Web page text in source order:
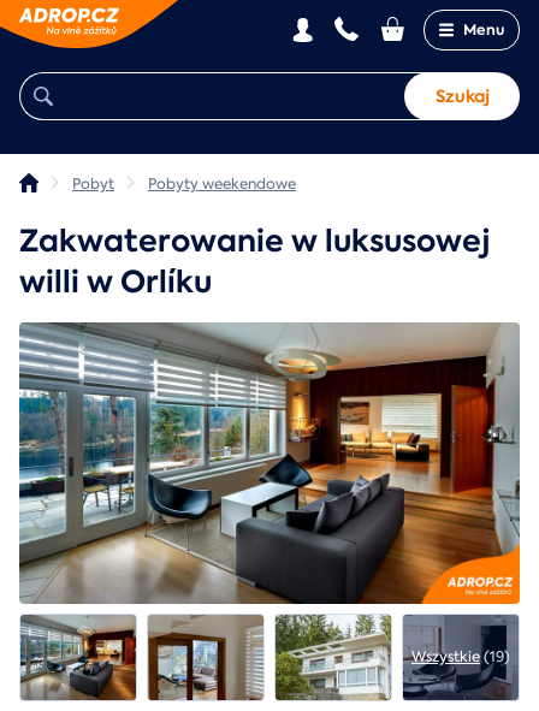
Menu
Szukaj
Pobyt Pobyty weekendowe
Zakwaterowanie w luksusowej
willi w Orlíku
Wszystkie(19)